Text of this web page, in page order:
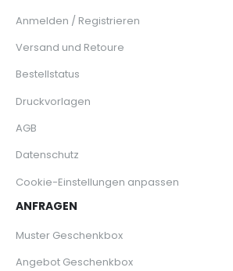
Anmelden / Registrieren
Versand und Retoure
Bestellstatus
Druckvorlagen
AGB
Datenschutz
Cookie-Einstellungen anpassen
ANFRAGEN
Muster Geschenkbox
Angebot Geschenkbox